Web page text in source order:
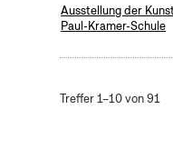
Ausstellung der
Paul-Kramer-Schule
Treffer 1–10 von 91